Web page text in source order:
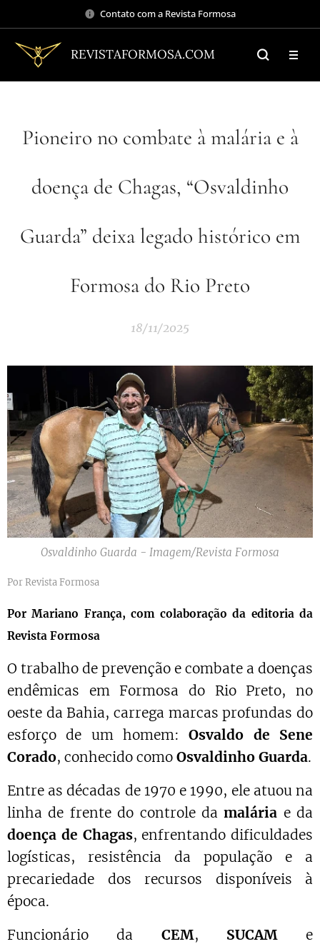
Contato com a Revista Formosa
REVISTAFORMOSA.COM
Pioneiro no combate à malária e à
doença de Chagas, “Osvaldinho
Guarda” deixa legado histórico em
Formosa do Rio Preto
18/11/2025
Osvaldinho Guarda - Imagem/Revista Formosa
Por Revista Formosa
Por Mariano França, com colaboração da editoria da
Revista Formosa
O trabalho de prevenção e combate a doenças
endêmicas em Formosa do Rio Preto, no
oeste da Bahia, carrega marcas profundas do
esforço de um homem:Osvaldo de Sene
Corado, conhecido como Osvaldinho Guarda.
Entre as décadas de 1970 e 1990, ele atuou na
linha de frente do controle damalária e da
doença de Chagas, enfrentando dificuldades
logísticas, resistência da população e a
precariedade dos recursos disponíveis à
época.
Funcionário da CEM, SUCAM e